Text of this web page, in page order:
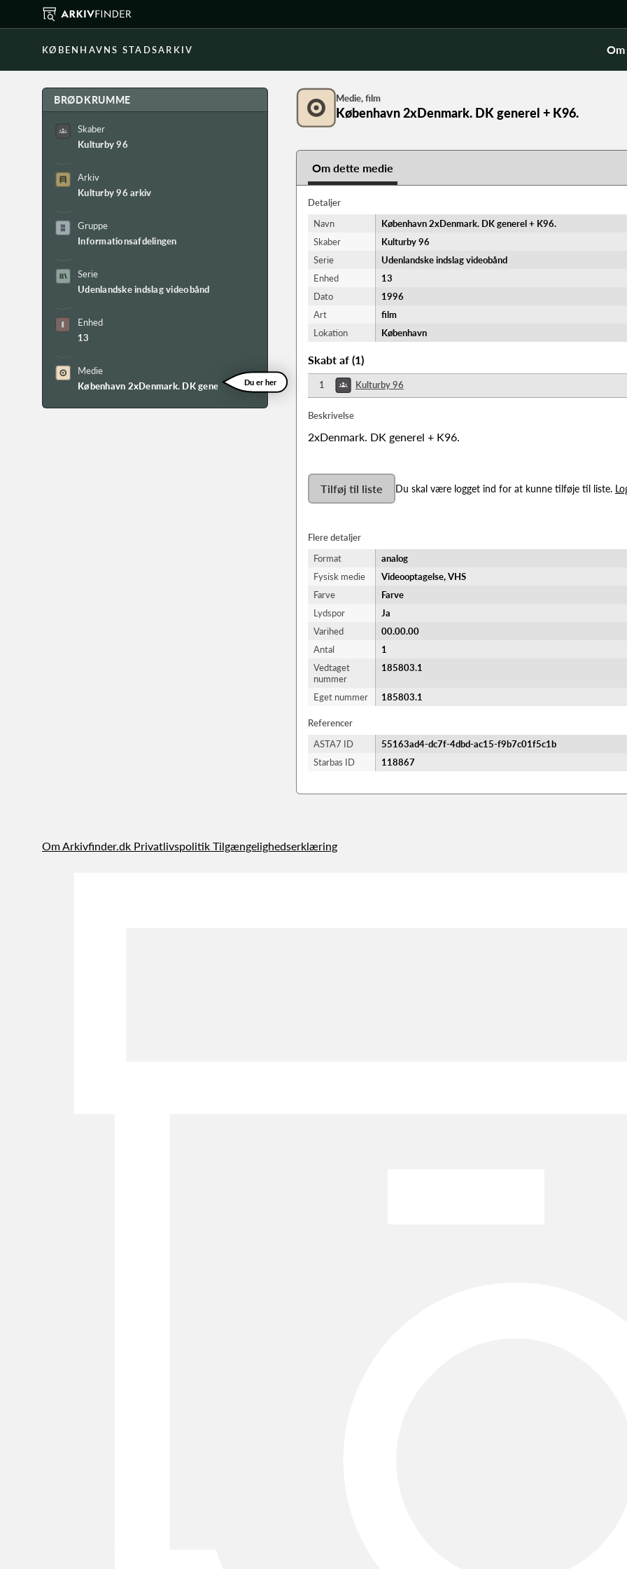
KØBENHAVNS STADSARKIV
BRØDKRUMME
Skaber
Kulturby 96
Arkiv
Kulturby 96 arkiv
Gruppe
Informationsafdelingen
Serie
Udenlandske indslag videobånd
Enhed
13
Medie
København 2xDenmark. DK generel + K96.Du er her
Medie, film
København 2xDenmark. DK generel + K96.
Om dette medie
Detaljer
Navn
København 2xDenmark. DK generel + K96.
Skaber
Kulturby 96
Serie
Udenlandske indslag videobånd
Enhed
13
Dato
1996
Art
film
Lokation
København
Skabt af (1)
1 Kulturby 96
Beskrivelse
2xDenmark. DK generel + K96.
Tilføj til liste Du skal være logget ind for at kunne tilføje til liste.
Flere detaljer
Format
analog
Fysisk medie
Videooptagelse, VHS
Farve
Farve
Lydspor
Ja
Varihed
00.00.00
Antal
1
Vedtaget
nummer
185803.1
Eget nummer 185803.1
Referencer
ASTA7 ID
55163ad4-dc7f-4dbd-ac15-f9b7c01f5c1b
Starbas ID
118867
Om Arkivfinder.dk Privatlivspolitik Tilgængelighedserklæring